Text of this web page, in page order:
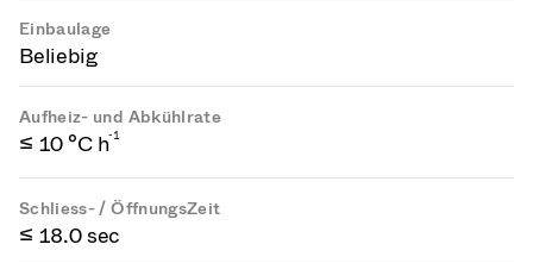
Einbaulage
Beliebig
Aufheiz- und Abkühlrate
≤ 10 °C h-1
Schliess- / ÖffnungsZeit
≤ 18.0 sec